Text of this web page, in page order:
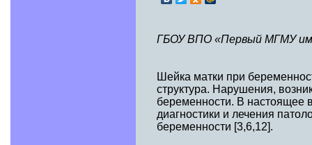
ГБОУ ВПО «Первый МГМУ
Шейка матки при
структура. Нарушения,
беременности. В настоящее
диагностики и лечения
беременности [3,6,12].